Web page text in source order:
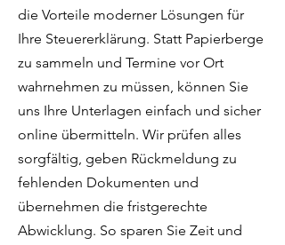
die Vorteile moderner Lösungen für
Ihre Steuererklärung. Statt Papierberge
zu sammeln und Termine vor Ort
wahrnehmen zu müssen, können Sie
uns Ihre Unterlagen einfach und sicher
online übermitteln. Wir prüfen alles
sorgfältig, geben Rückmeldung zu
fehlenden Dokumenten und
übernehmen die fristgerechte
Abwicklung. So sparen Sie Zeit und